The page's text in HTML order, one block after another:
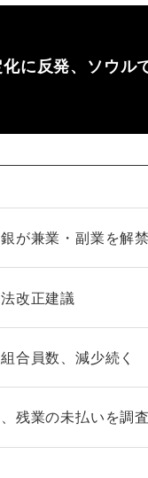
に反発、ソウル
が兼業・副業を解
改正建議
合員数、減少続
残業の未払いを調